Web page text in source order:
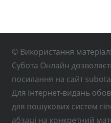
© Використання
Субота Онлайн
посилання на сайт
Для інтернет-видань
для пошукових систем
абзаці на конкретний